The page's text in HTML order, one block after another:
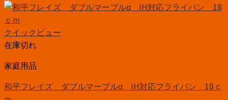
クイックビュー
在庫切れ
家庭用品
和平フレイズ ダブルマーブルα IH対応フライパン 18ｃ